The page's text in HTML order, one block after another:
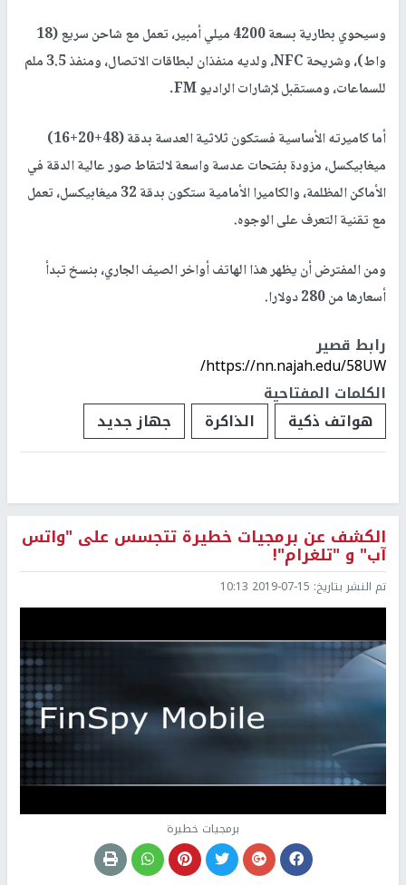
وسيحوي بطارية بسعة 4200 ميلي أمبير، تعمل مع شاحن سريع (18
واط)، وشريحة NFC، ولديه منفذان لبطاقات الاتصال، ومنفذ 3.5 ملم
للسماعات، ومستقبل لإشارات الراديو FM.
أما كاميرته الأساسية فستكون ثلاثية العدسة بدقة (48+20+16)
ميغابيكسل، مزودة بفتحات عدسة واسعة لالتقاط صور عالية الدقة في
الأماكن المظلمة، والكاميرا الأمامية ستكون بدقة 32 ميغابيكسل، تعمل
مع تقنية التعرف على الوجوه.
ومن المفترض أن يظهر هذا الهاتف أواخر الصيف الجاري، بنسخ تبدأ
أسعارها من 280 دولارا.
رابط قصير
https://nn.najah.edu/58UW/
الكلمات المفتاحية
هواتف ذكية
الذاكرة جهاز جديد
الكشف عن برمجيات خطيرة تتجسس على "واتس
آب" و "تلغرام"!
تم النشر بتاريخ: 2019-07-15 10:13
برمجيات خطيرة